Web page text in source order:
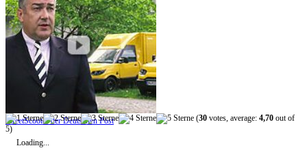
StreetScooter der Deutschen Post (30 votes, average: 4,70 out of
5)
Loading...